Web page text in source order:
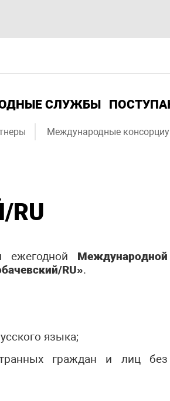
СЛУЖБЫ
Международные
RU
ежегодной Международной
RU».
языка;
граждан и лиц без